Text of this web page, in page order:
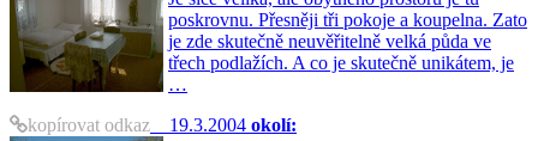
poskrovnu. Přesněji tři pokoje a koupelna. Zato
je zde skutečně neuvěřitelně velká půda ve
třech podlažích. A co je skutečně unikátem, je
…
kopírovat odkaz 19.3.2004 okolí: